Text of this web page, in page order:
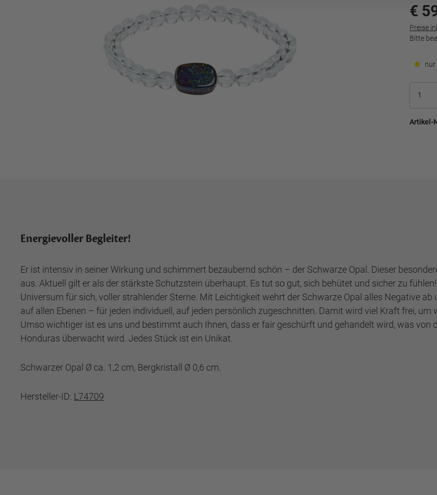
€
Preise
Bitte
nur
Artikel-
Energievoller Begleiter!
Er ist intensiv in seiner Wirkung und schimmert bezaubernd schön – der Schwarze Opal. Dieser
aus. Aktuell gilt er als der stärkste Schutzstein überhaupt. Es tut so gut, sich behütet und sicher zu
Universum für sich, voller strahlender Sterne. Mit Leichtigkeit wehrt der Schwarze Opal alles Negative
auf allen Ebenen – für jeden individuell, auf jeden persönlich zugeschnitten. Damit wird viel Kraft frei, um
Umso wichtiger ist es uns und bestimmt auch Ihnen, dass er fair geschürft und gehandelt wird, was von
Honduras überwacht wird. Jedes Stück ist ein Unikat.
Schwarzer Opal Ø ca. 1,2 cm, Bergkristall Ø 0,6 cm.
Hersteller-ID: L74709